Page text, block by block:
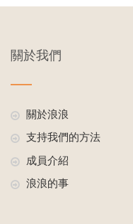
關於我們
關於浪浪
支持我們的方法
成員介紹
浪浪的事